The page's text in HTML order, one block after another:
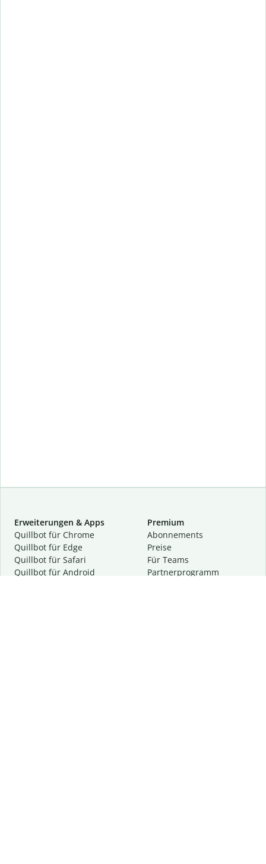
Erweiterungen & Apps
Quillbot für Chrome
Quillbot für Edge
Quillbot für Safari
Quillbot für Android
Premium
Abon­ne­ments
Preise
Für Teams
Partnerprogramm